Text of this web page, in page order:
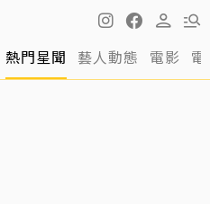
熱門星聞 藝人動態 電影